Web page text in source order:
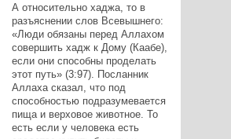
А относительно хаджа, то в
разъяснении слов Всевышнего:
«Люди обязаны перед Аллахом
совершить хадж к Дому (Каабе),
если они способны проделать
этот путь» (3:97). Посланник
Аллаха сказал, что под
способностью подразумевается
пища и верховое животное. То
есть если у человека есть